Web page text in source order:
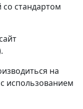
стандартом
на
использованием